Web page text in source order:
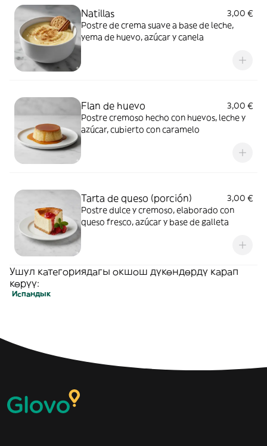
Natillas
3,00 €
Postre de crema suave a base de leche,
yema de huevo, azúcar y canela
Flan de huevo
3,00 €
Postre cremoso hecho con huevos, leche y
azúcar, cubierto con caramelo
Tarta de queso (porción)
3,00 €
Postre dulce y cremoso, elaborado con
queso fresco, azúcar y base de galleta
Ушул категориядагы окшош дүкөндөрдү карап
көрүү:
Испандык